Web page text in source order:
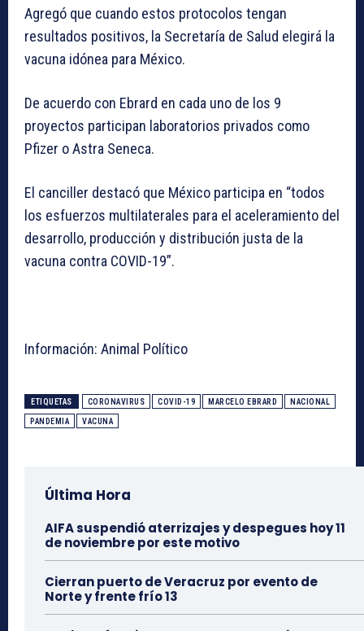
Agregó que cuando estos protocolos tengan
resultados positivos, la Secretaría de Salud elegirá la
vacuna idónea para México.
De acuerdo con Ebrard en cada uno de los 9
proyectos participan laboratorios privados como
Pfizer o Astra Seneca.
El canciller destacó que México participa en “todos
los esfuerzos multilaterales para el aceleramiento del
desarrollo, producción y distribución justa de la
vacuna contra COVID-19”.
Información: Animal Político
ETIQUETAS CORONAVIRUS COVID-19 MARCELO EBRARD NACIONAL
PANDEMIA VACUNA
Última Hora
AIFA suspendió aterrizajes y despegues hoy 11
de noviembre por este motivo
Cierran puerto de Veracruz por evento de
Norte y frente frío 13